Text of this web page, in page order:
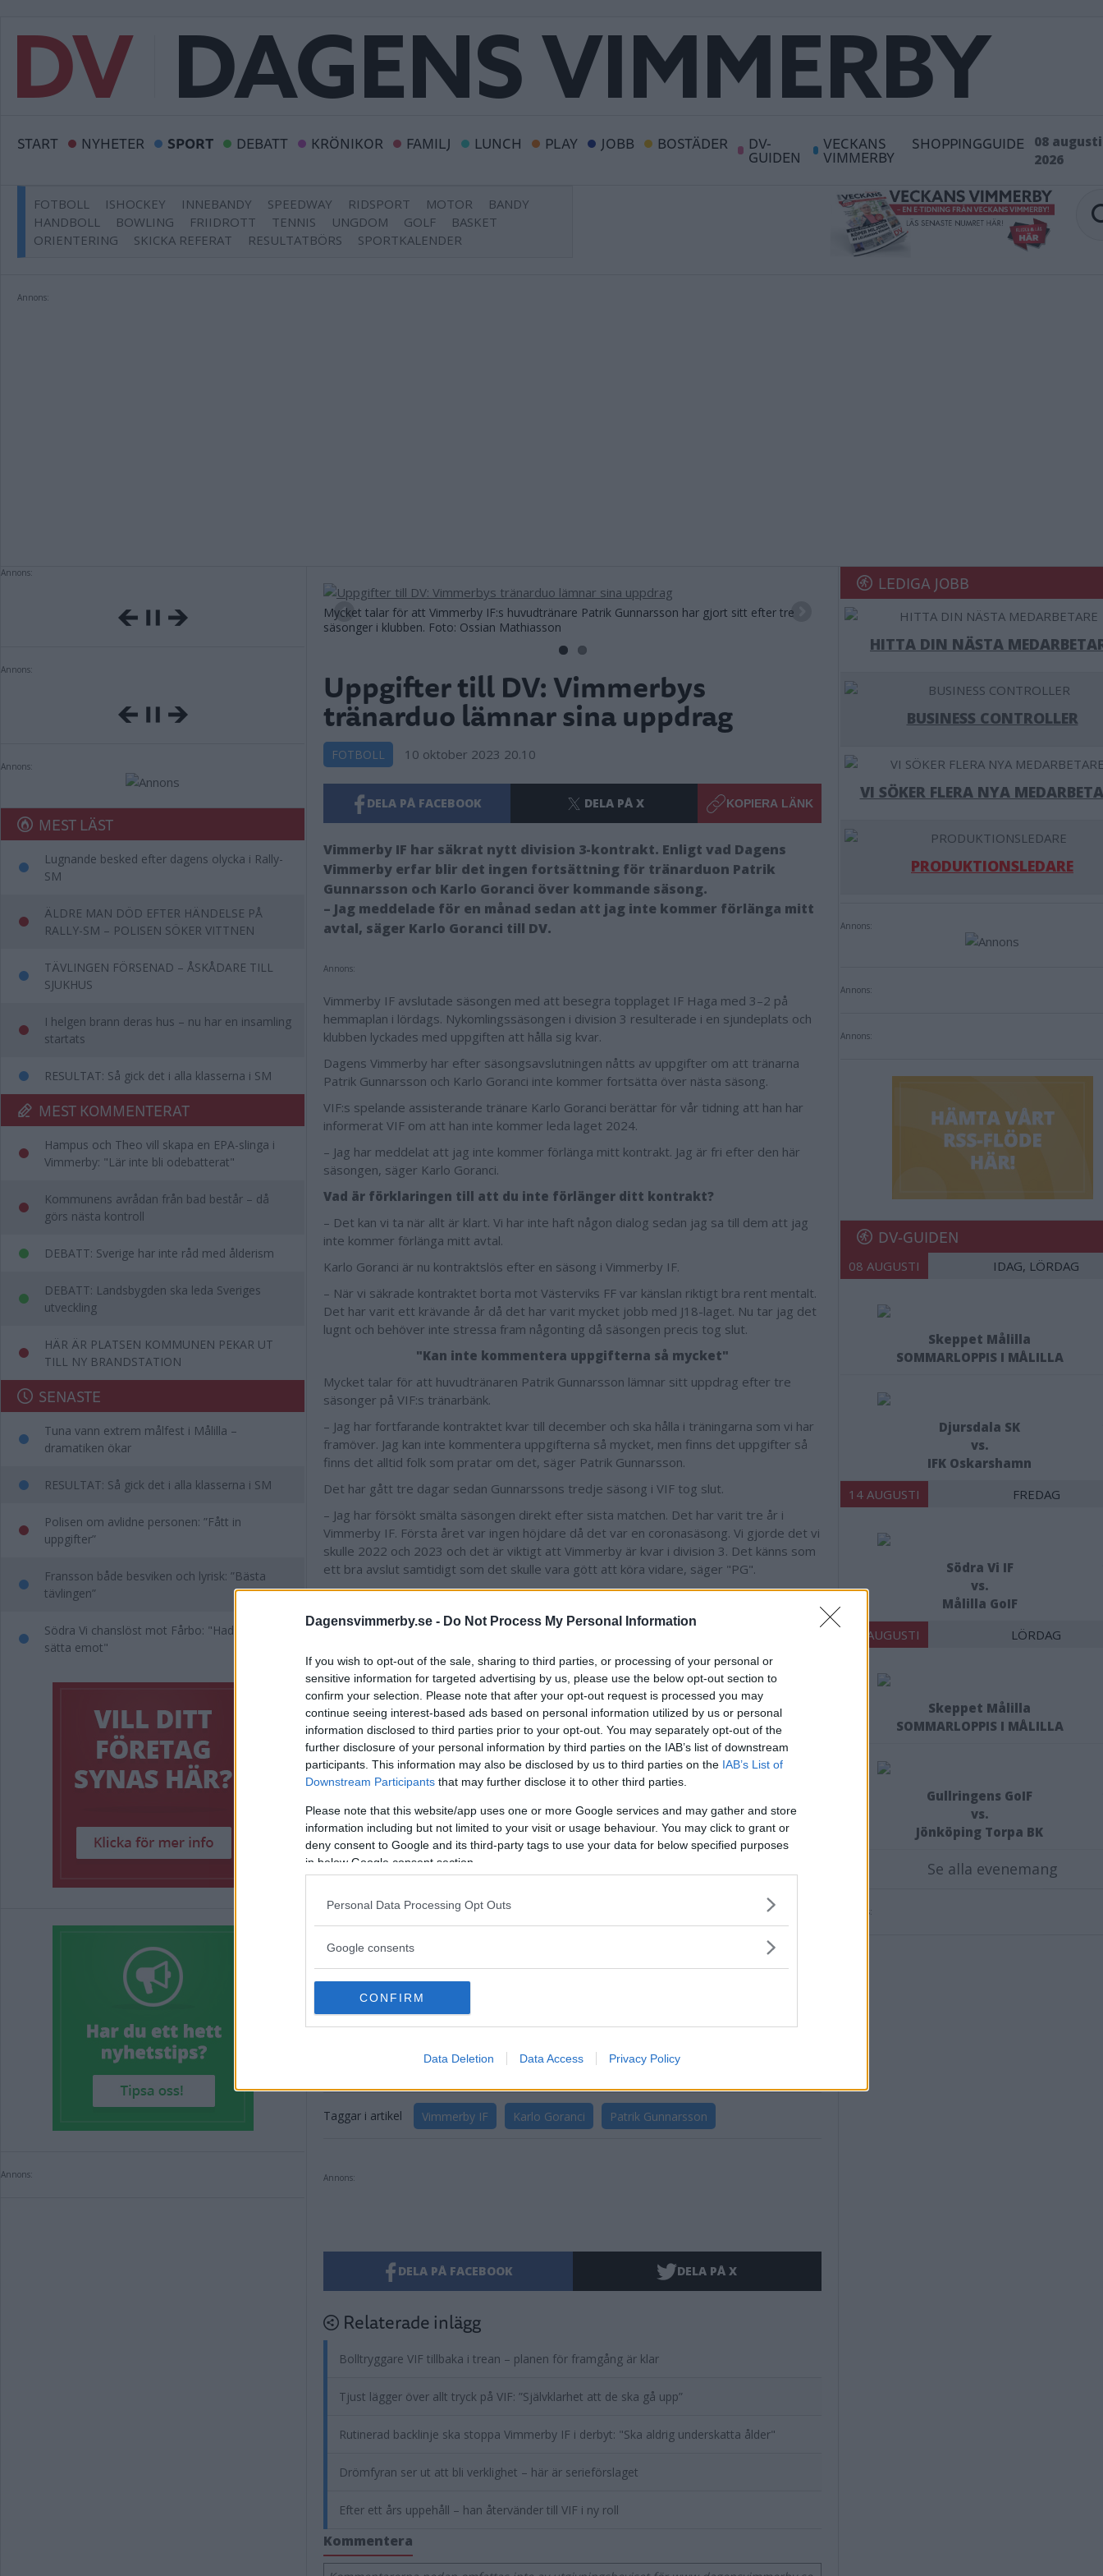
Dagensvimmerby.se - Do Not Process My Personal Information
If you wish to opt-out of the sale, sharing to third parties, or processing of your personal or
sensitive information for targeted advertising by us, please use the below opt-out section to
confirm your selection. Please note that after your opt-out request is processed you may
continue seeing interest-based ads based on personal information utilized by us or personal
information disclosed to third parties prior to your opt-out. You may separately opt-out of the
further disclosure of your personal information by third parties on the IAB’s list of downstream
participants. This information may also be disclosed by us to third parties on the IAB’s List of
Downstream Participants that may further disclose it to other third parties.
Please note that this website/app uses one or more Google services and may gather and store
information including but not limited to your visit or usage behaviour. You may click to grant or
deny consent to Google and its third-party tags to use your data for below specified purposes
in below Google consent section.
Personal Data Processing Opt Outs
Google consents
CONFIRM
Data Deletion Data Access Privacy Policy
START NYHETER SPORT DEBATT KRÖNIKOR FAMILJ LUNCH PLAY JOBB BOSTÄDER DV-
GUIDEN
VECKANS
VIMMERBY
SHOPPINGGUIDE
08 augusti
2026
FOTBOLL ISHOCKEY INNEBANDY SPEEDWAY RIDSPORT MOTOR
BANDY
HANDBOLL
BOWLING FRIIDROTT TENNIS UNGDOM GOLF
BASKET
ORIENTERING
SKICKA REFERAT RESULTATBÖRS SPORTKALENDER
Annons:
Annons:
Annons:
Annons:
MEST LÄST
Lugnande besked efter dagens olycka i Rally-
SM
ÄLDRE MAN DÖD EFTER HÄNDELSE PÅ
RALLY-SM – POLISEN SÖKER VITTNEN
TÄVLINGEN FÖRSENAD – ÅSKÅDARE TILL
SJUKHUS
I helgen brann deras hus – nu har en insamling
startats
RESULTAT: Så gick det i alla klasserna i SM
MEST KOMMENTERAT
Hampus och Theo vill skapa en EPA-slinga i
Vimmerby: "Lär inte bli odebatterat"
Kommunens avrådan från bad består – då
görs nästa kontroll
DEBATT: Sverige har inte råd med ålderism
DEBATT: Landsbygden ska leda Sveriges
utveckling
HÄR ÄR PLATSEN KOMMUNEN PEKAR UT
TILL NY BRANDSTATION
SENASTE
Tuna vann extrem målfest i Målilla –
dramatiken ökar
RESULTAT: Så gick det i alla klasserna i SM
Polisen om avlidne personen: ”Fått in
uppgifter”
Fransson både besviken och lyrisk: ”Bästa
tävlingen”
Södra Vi chanslöst mot Fårbo: "Hade inget att
sätta emot"
Annons:
Mycket talar för att Vimmerby IF:s huvudtränare Patrik Gunnarsson har gjort sitt efter tre
säsonger i klubben. Foto: Ossian Mathiasson
Uppgifter till DV: Vimmerbys
tränarduo lämnar sina uppdrag
FOTBOLL 10 oktober 2023 20.10
DELA PÅ FACEBOOK DELA PÅ X KOPIERA LÄNK
Vimmerby IF har säkrat nytt division 3-kontrakt. Enligt vad Dagens
Vimmerby erfar blir det ingen fortsättning för tränarduon Patrik
Gunnarsson och Karlo Goranci över kommande säsong.
– Jag meddelade för en månad sedan att jag inte kommer förlänga mitt
avtal, säger Karlo Goranci till DV.
Annons:
Vimmerby IF avslutade säsongen med att besegra topplaget IF Haga med 3–2 på
hemmaplan i lördags. Nykomlingssäsongen i division 3 resulterade i en sjundeplats och
klubben lyckades med uppgiften att hålla sig kvar.
Dagens Vimmerby har efter säsongsavslutningen nåtts av uppgifter om att tränarna
Patrik Gunnarsson och Karlo Goranci inte kommer fortsätta över nästa säsong.
VIF:s spelande assisterande tränare Karlo Goranci berättar för vår tidning att han har
informerat VIF om att han inte kommer leda laget 2024.
– Jag har meddelat att jag inte kommer förlänga mitt kontrakt. Jag är fri efter den här
säsongen, säger Karlo Goranci.
Vad är förklaringen till att du inte förlänger ditt kontrakt?
– Det kan vi ta när allt är klart. Vi har inte haft någon dialog sedan jag sa till dem att jag
inte kommer förlänga mitt avtal.
Karlo Goranci är nu kontraktslös efter en säsong i Vimmerby IF.
– När vi säkrade kontraktet borta mot Västerviks FF var känslan riktigt bra rent mentalt.
Det har varit ett krävande år då det har varit mycket jobb med J18-laget. Nu tar jag det
lugnt och behöver inte stressa fram någonting då säsongen precis tog slut.
"Kan inte kommentera uppgifterna så mycket"
Mycket talar för att huvudtränaren Patrik Gunnarsson lämnar sitt uppdrag efter tre
säsonger på VIF:s tränarbänk.
– Jag har fortfarande kontraktet kvar till december och ska hålla i träningarna som vi har
framöver. Jag kan inte kommentera uppgifterna så mycket, men finns det uppgifter så
finns det alltid folk som pratar om det, säger Patrik Gunnarsson.
Det har gått tre dagar sedan Gunnarssons tredje säsong i VIF tog slut.
– Jag har försökt smälta säsongen direkt efter sista matchen. Det har varit tre år i
Vimmerby IF. Första året var ingen höjdare då det var en coronasäsong. Vi gjorde det vi
skulle 2022 och 2023 och det är viktigt att Vimmerby är kvar i division 3. Det känns som
ett bra avslut samtidigt som det skulle vara gött att köra vidare, säger "PG".
ossian.mathiasson@dagensvimmerby.se
070 378 71 16
Taggar i artikel Vimmerby IF Karlo Goranci Patrik Gunnarsson
Annons:
DELA PÅ FACEBOOK DELA PÅ X
Relaterade inlägg
Bolltryggare VIF tillbaka i trean – planen för framgång är klar
Tjust lägger över allt tryck på VIF: ”Självklarhet att de ska gå upp”
Rutinerad backlinje ska stoppa Vimmerby IF i derbyt: "Ska aldrig underskatta ålder"
Drömfyran ser ut att bli verklighet – här är serieförslaget
Efter ett års uppehåll – han återvänder till VIF i ny roll
Kommentera
LEDIGA JOBB
HITTA DIN NÄSTA
BUSINESS CONTROLLER
VI SÖKER FLERA NYA
PRODUKTIONSLEDARE
Annons:
Annons:
Annons:
DV-GUIDEN
08 AUGUSTI IDAG, LÖRDAG
Skeppet Målilla
SOMMARLOPPIS I MÅLILLA
Djursdala SK
vs.
IFK Oskarshamn
14 AUGUSTI FREDAG
Södra Vi IF
vs.
Målilla GoIF
15 AUGUSTI LÖRDAG
Skeppet Målilla
SOMMARLOPPIS I MÅLILLA
Gullringens GoIF
vs.
Jönköping Torpa BK
Se alla evenemang
Annons: